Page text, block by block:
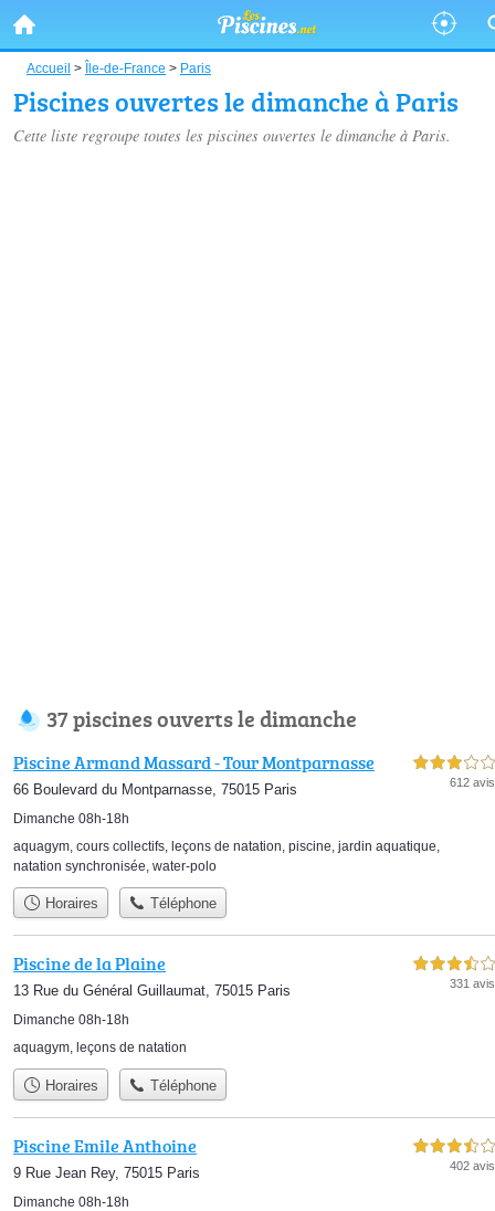
Accueil > Île-de-France > Paris
Piscines ouvertes le dimanche à Paris
Cette liste regroupe toutes les piscines ouvertes le dimanche à Paris.
37 piscines ouverts le dimanche
Piscine Armand Massard - Tour Montparnasse
66 Boulevard du Montparnasse, 75015 Paris
Dimanche 08h-18h
3,0 étoiles sur 5
612 avis
aquagym, cours collectifs, leçons de natation, piscine, jardin aquatique,
natation synchronisée, water-polo
Horaires Téléphone
Piscine de la Plaine
13 Rue du Général Guillaumat, 75015 Paris
Dimanche 08h-18h
3,5 étoiles sur 5
331 avis
aquagym, leçons de natation
Horaires Téléphone
Piscine Emile Anthoine
9 Rue Jean Rey, 75015 Paris
Dimanche 08h-18h
3,5 étoiles sur 5
402 avis